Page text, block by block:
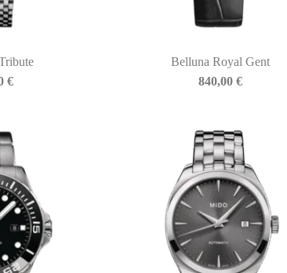
€
Belluna Royal Gent
840,00 €